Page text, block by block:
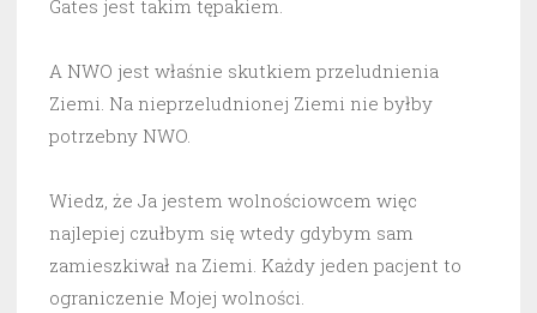
Gates jest takim tępakiem.
A NWO jest właśnie skutkiem przeludnienia
Ziemi. Na nieprzeludnionej Ziemi nie byłby
potrzebny NWO.
Wiedz, że Ja jestem wolnościowcem więc
najlepiej czułbym się wtedy gdybym sam
zamieszkiwał na Ziemi. Każdy jeden pacjent to
ograniczenie Mojej wolności.